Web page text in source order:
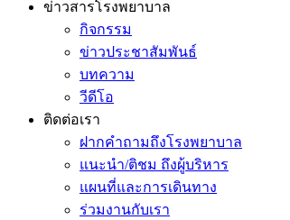
ข่าวสารโรงพยาบาล
กิจกรรม
ข่าวประชาสัมพันธ์
บทความ
วีดีโอ
ติดต่อเรา
ฝากคำถามถึงโรงพยาบาล
แนะนำ/ติชม ถึงผู้บริหาร
แผนที่และการเดินทาง
ร่วมงานกับเรา